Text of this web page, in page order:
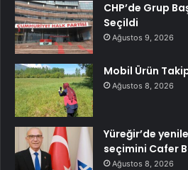
CHP’de Grup
Seçildi
Ağustos 9, 2026
Mobil Ürün
Ağustos 8, 2026
Yüreğir’de
seçimini Cafer
Ağustos 8, 2026